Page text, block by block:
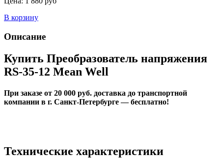
В корзину
Описание
Купить Преобразователь напряжения
RS-35-12 Mean Well
При заказе от 20 000 руб. доставка до транспортной
компании в г. Санкт-Петербурге — бесплатно!
Технические характеристики